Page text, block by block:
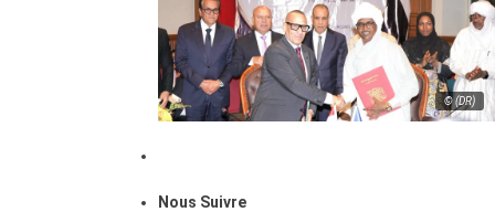
© (DR)
Nous Suivre